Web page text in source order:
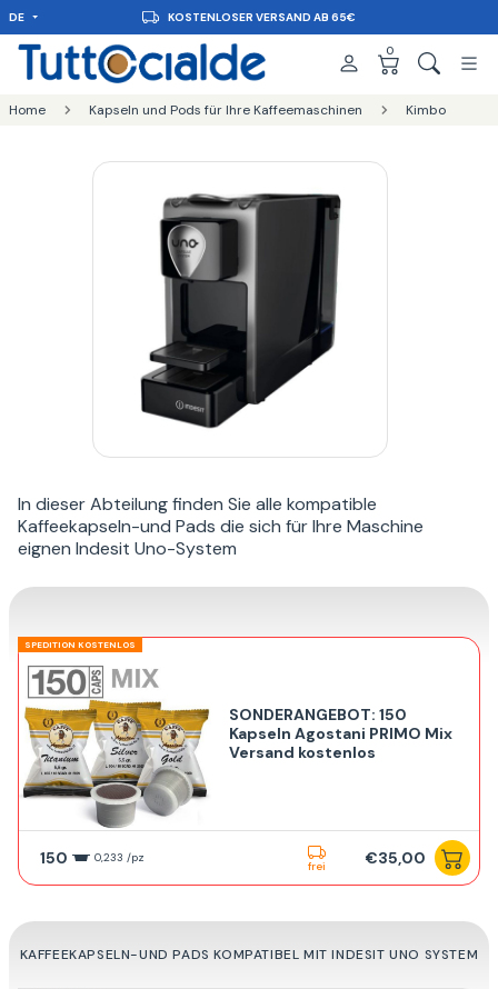
DE KOSTENLOSER VERSAND AB 65€
0
Home Kapseln und Pods für Ihre Kaffeemaschinen Kimbo
In dieser Abteilung finden Sie alle kompatible
Kaffeekapseln-und Pads die sich für Ihre Maschine
eignen Indesit Uno-System
SPEDITION KOSTENLOS
SONDERANGEBOT: 150
Kapseln Agostani PRIMO Mix
Versand kostenlos
150 0,233 /pz
frei €35,00
KAFFEEKAPSELN-UND PADS KOMPATIBEL MIT INDESIT UNO SYSTEM